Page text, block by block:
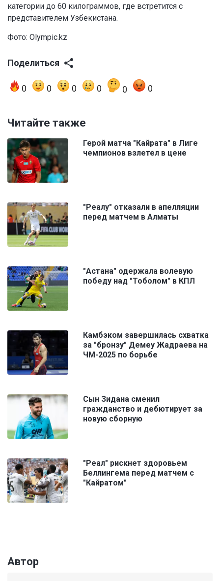
категории до 60 килограммов, где встретится с
представителем Узбекистана.
Фото: Olympic.kz
Поделиться
0 0 0 0 0 0
Читайте также
Герой матча "Кайрата" в Лиге
чемпионов взлетел в цене
"Реалу" отказали в апелляции
перед матчем в Алматы
"Астана" одержала волевую
победу над "Тоболом" в КПЛ
Камбэком завершилась схватка
за "бронзу" Демеу Жадраева на
ЧМ-2025 по борьбе
Сын Зидана сменил
гражданство и дебютирует за
новую сборную
"Реал" рискнет здоровьем
Беллингема перед матчем с
"Кайратом"
Автор